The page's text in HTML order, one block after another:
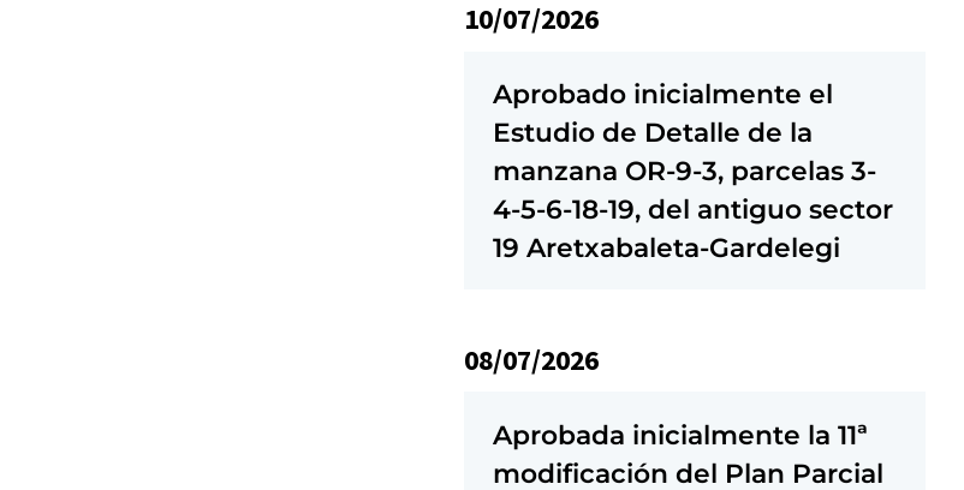
10/07/2026
Aprobado inicialmente el
Estudio de Detalle de la
manzana OR-9-3, parcelas 3-
4-5-6-18-19, del antiguo sector
19 Aretxabaleta-Gardelegi
08/07/2026
Aprobada inicialmente la 11ª
modificación del Plan Parcial